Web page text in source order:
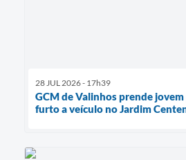
28 JUL 2026 - 17h39
GCM de Valinhos prende
furto a veículo no Jardim